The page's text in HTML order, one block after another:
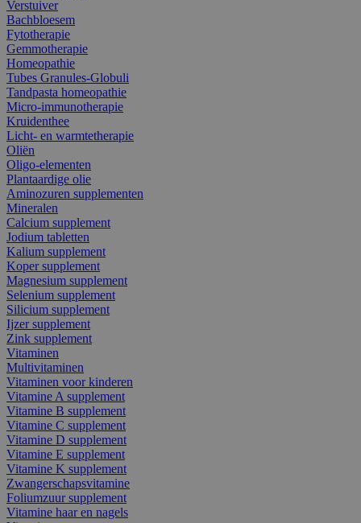
Verstuiver
Bachbloesem
Fytotherapie
Gemmotherapie
Homeopathie
Tubes Granules-Globuli
Tandpasta homeopathie
Micro-immunotherapie
Kruidenthee
Licht- en warmtetherapie
Oliën
Oligo-elementen
Plantaardige olie
Aminozuren supplementen
Mineralen
Calcium supplement
Jodium tabletten
Kalium supplement
Koper supplement
Magnesium supplement
Selenium supplement
Silicium supplement
Ijzer supplement
Zink supplement
Vitaminen
Multivitaminen
Vitaminen voor kinderen
Vitamine A supplement
Vitamine B supplement
Vitamine C supplement
Vitamine D supplement
Vitamine E supplement
Vitamine K supplement
Zwangerschapsvitamine
Foliumzuur supplement
Vitamine haar en nagels